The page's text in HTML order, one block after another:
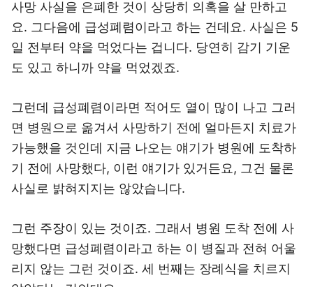
사망 사실을 은폐한 것이 상당히 의혹을 살 만하고
요. 그다음에 급성폐렴이라고 하는 건데요. 사실은 5
일 전부터 약을 먹었다는 겁니다. 당연히 감기 기운
도 있고 하니까 약을 먹었겠죠.
그런데 급성폐렴이라면 적어도 열이 많이 나고 그러
면 병원으로 옮겨서 사망하기 전에 얼마든지 치료가
가능했을 것인데 지금 나오는 얘기가 병원에 도착하
기 전에 사망했다, 이런 얘기가 있거든요, 그건 물론
사실로 밝혀지지는 않았습니다.
그런 주장이 있는 것이죠. 그래서 병원 도착 전에 사
망했다면 급성폐렴이라고 하는 이 병질과 전혀 어울
리지 않는 그런 것이죠. 세 번째는 장례식을 치르지